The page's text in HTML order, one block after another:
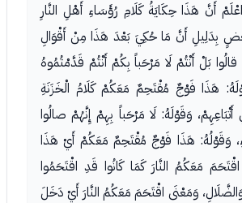
أَنَّ هَذَا حِكَايَةُ كَلَامِ رُؤَسَاءِ أَهْلِ النَّارِ
بِدَلِيلِ أَنَّ مَا حُكِيَ بَعْدَ هَذَا مِنْ أَقْوَالِ
قالُوا بَلْ أَنْتُمْ لَا مَرْحَباً بِكُمْ أَنْتُمْ قَدَّمْتُمُوهُ
هَذَا فَوْجٌ مُقْتَحِمٌ مَعَكُمْ كَلَامُ الْخَزَنَةِ
أَتْبَاعِهِمْ، وَقَوْلَهُ: لَا مَرْحَباً بِهِمْ إِنَّهُمْ صالُوا
وَقَوْلُهُ: هَذَا فَوْجٌ مُقْتَحِمٌ مَعَكُمْ أَيْ هَذَا
مَعَكُمُ النَّارَ كَمَا كَانُوا قَدِ اقْتَحَمُوا
وَمَعْنَى اقْتَحَمَ مَعَكُمُ النَّارَ أَيْ دَخَلَ